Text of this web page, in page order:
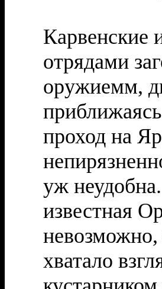
Карвенские
отрядами
оружиемм,
проход на
уж
известная
невозможно,
хватало